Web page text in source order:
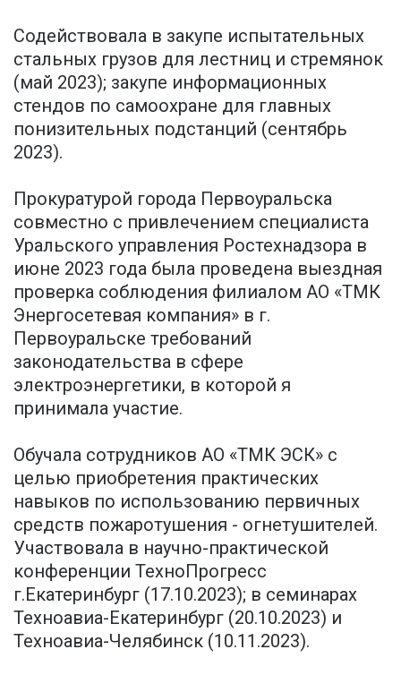
Содействовала в закупе испытательных
стальных грузов для лестниц и стремянок
(май 2023); закупе информационных
стендов по самоохране для главных
понизительных подстанций (сентябрь
2023).
Прокуратурой города Первоуральска
совместно с привлечением специалиста
Уральского управления Ростехнадзора в
июне 2023 года была проведена выездная
проверка соблюдения филиалом АО «ТМК
Энергосетевая компания» в г.
Первоуральске требований
законодательства в сфере
электроэнергетики, в которой я
принимала участие.
Обучала сотрудников АО «ТМК ЭСК» с
целью приобретения практических
навыков по использованию первичных
средств пожаротушения - огнетушителей.
Участвовала в научно-практической
конференции ТехноПрогресс
г.Екатеринбург (17.10.2023); в семинарах
Техноавиа-Екатеринбург (20.10.2023) и
Техноавиа-Челябинск (10.11.2023).